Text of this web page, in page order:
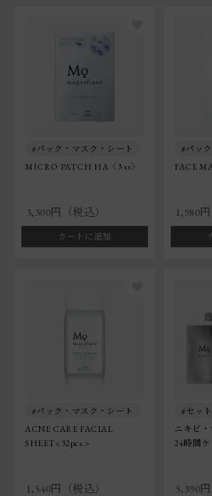
パック・マスク・シート
MICRO PATCH HA〈3 sv〉
3,300円（税込）
カートに追加
パッ
FACE
1,980
パック・マスク・シート
ACNE CARE FACIAL
SHEET<32pcs.>
1,540円（税込）
セッ
ニキビ・
24時間ケ
5,390